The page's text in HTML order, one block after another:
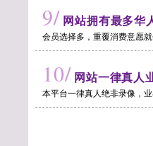
9/ 网站拥有最多华
会员选择多，重覆消费意愿
10/ 网站一律真人
本平台一律真人绝非录像，